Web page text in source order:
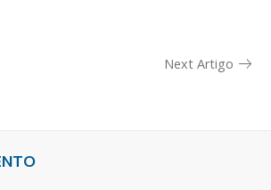
Next Artigo